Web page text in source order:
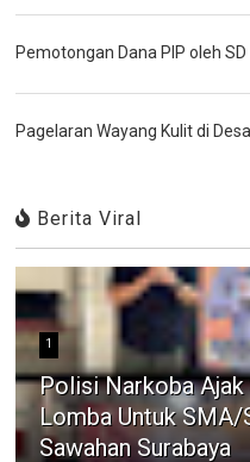
Pemotongan Dana PIP oleh
Pagelaran Wayang Kulit di
Berita Viral
1
Polisi Narkoba
Lomba Untuk
Sawahan Surabaya